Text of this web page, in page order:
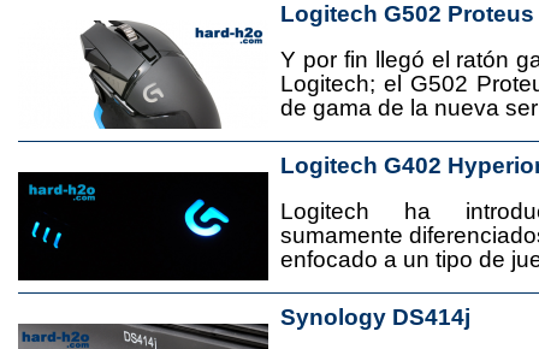
Logitech G502 Proteus
Y por fin llegó el ratón
Logitech; el G502
de gama de la nueva
Logitech G402
Logitech ha
sumamente
enfocado a un tipo de
Synology DS414j